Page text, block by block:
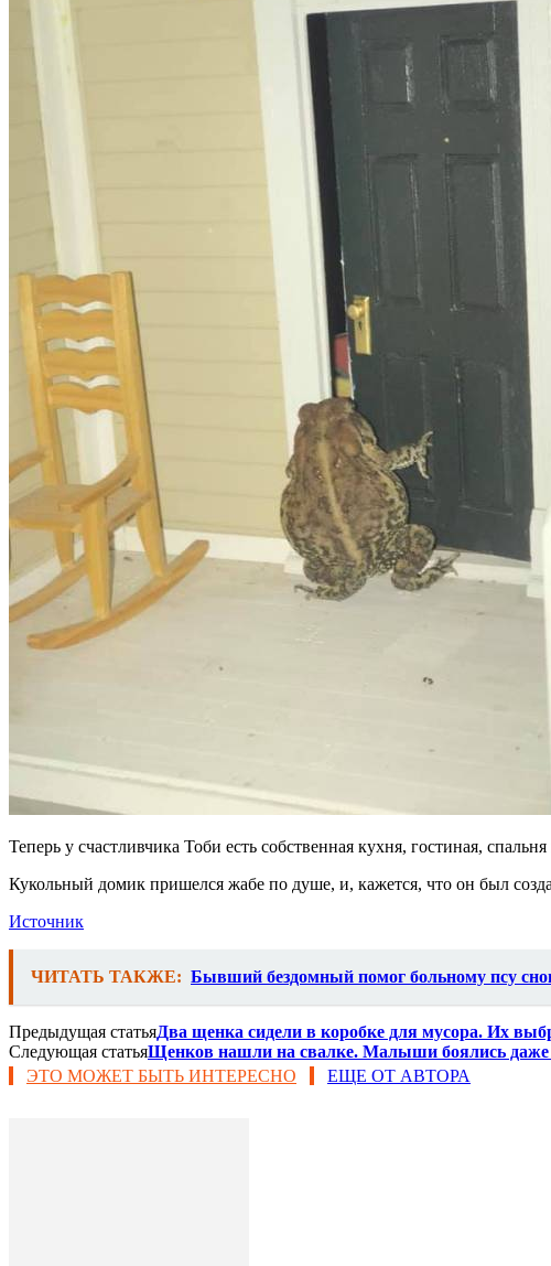
Теперь у счастливчика Тоби есть собственная кухня, гостиная,
Кукольный домик пришелся жабе по душе, и, кажется, что он был
Источник
ЧИТАТЬ ТАКЖЕ: Бывший бездомный помог больному псу
Предыдущая статьяДва щенка сидели в коробке для мусора. Их
Следующая статьяЩенков нашли на свалке. Малыши боялись даже
ЭТО МОЖЕТ БЫТЬ ИНТЕРЕСНО
ЕЩЕ ОТ АВТОРА